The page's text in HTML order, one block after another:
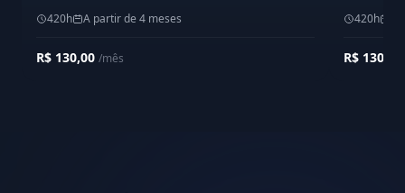
420h A partir de 4 meses
R$ 130,00 /mês
420h
R$ 130,00